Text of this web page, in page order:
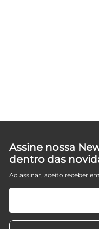
Assine nossa
dentro das
Ao assinar, aceito receber